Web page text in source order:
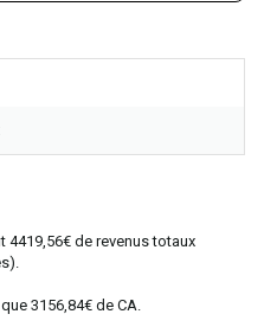
de revenus totaux
3156,84€ de CA.